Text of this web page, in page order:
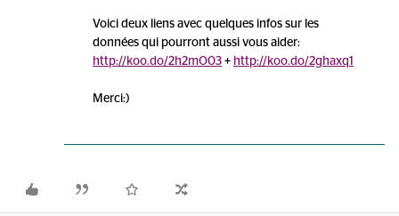
Voici deux liens avec quelques infos sur les
données qui pourront aussi vous aider:
http://koo.do/2h2mO03 + http://koo.do/2ghaxq1
Merci:)